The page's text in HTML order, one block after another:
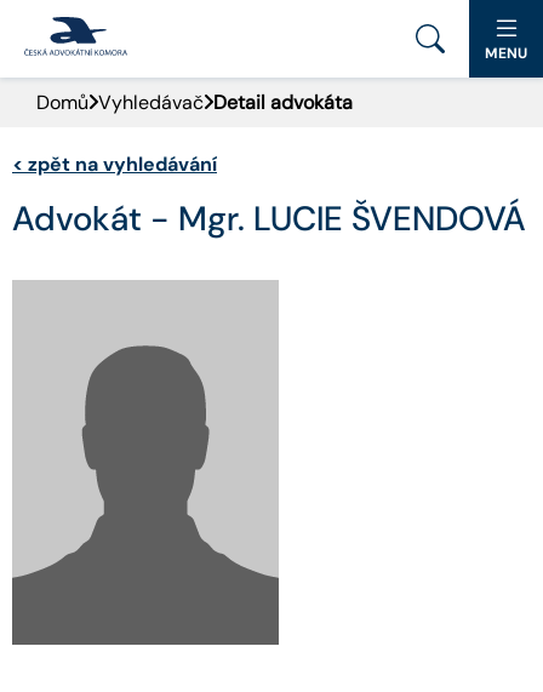
PORTÁL ČAK
DOMŮ
AKTUALITY
PRO VEŘEJNOST
ADVOKÁTNÍ DENÍK
KONTAKT
MENU
Domů Vyhledávač Detail advokáta
< zpět na vyhledávání
Advokát - Mgr. LUCIE ŠVENDOVÁ